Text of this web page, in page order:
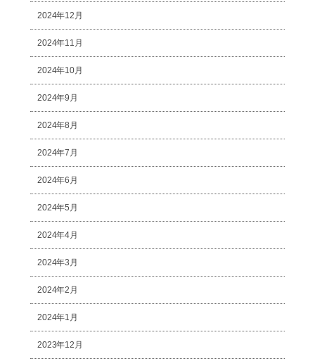
2024年12月
2024年11月
2024年10月
2024年9月
2024年8月
2024年7月
2024年6月
2024年5月
2024年4月
2024年3月
2024年2月
2024年1月
2023年12月